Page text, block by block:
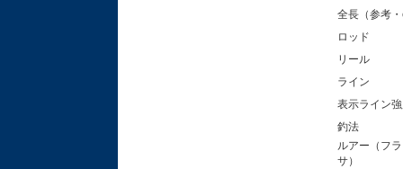
全長（参考
ロッド
リール
ライン
表示
釣法
ルアー（フ